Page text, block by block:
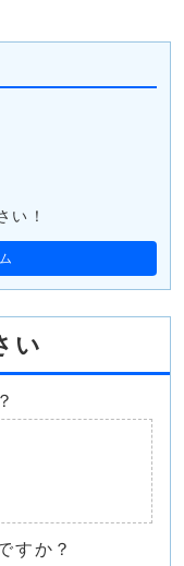
い！
い
すか？